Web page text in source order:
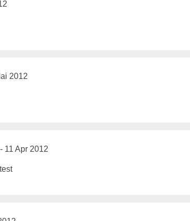
2012
11 Apr 2012